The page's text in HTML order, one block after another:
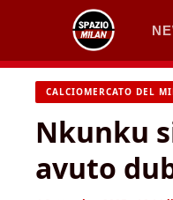
contenuto
CALCIOMERCATO DEL
Nkunku
avuto